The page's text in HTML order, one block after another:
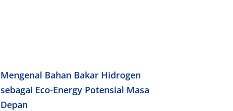
Mengenal Bahan Bakar Hidrogen
sebagai Eco-Energy Potensial Masa
Depan